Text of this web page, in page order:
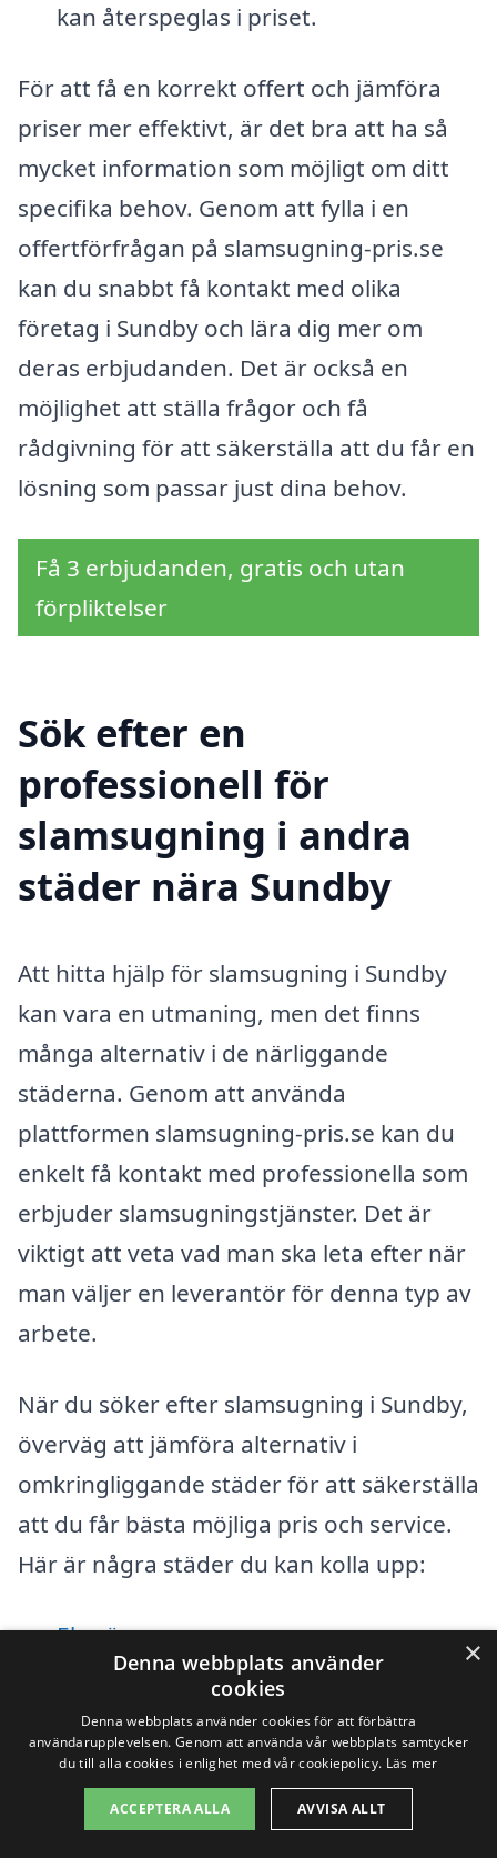
kan återspeglas i priset.
För att få en korrekt offert och jämföra
priser mer effektivt, är det bra att ha så
mycket information som möjligt om ditt
specifika behov. Genom att fylla i en
offertförfrågan på slamsugning-pris.se
kan du snabbt få kontakt med olika
företag i Sundby och lära dig mer om
deras erbjudanden. Det är också en
möjlighet att ställa frågor och få
rådgivning för att säkerställa att du får en
lösning som passar just dina behov.
Få 3 erbjudanden, gratis och utan
förpliktelser
Sök efter en
professionell för
slamsugning i andra
städer nära Sundby
Att hitta hjälp för slamsugning i Sundby
kan vara en utmaning, men det finns
många alternativ i de närliggande
städerna. Genom att använda
plattformen slamsugning-pris.se kan du
enkelt få kontakt med professionella som
erbjuder slamsugningstjänster. Det är
viktigt att veta vad man ska leta efter när
man väljer en leverantör för denna typ av
arbete.
När du söker efter slamsugning i Sundby,
överväg att jämföra alternativ i
omkringliggande städer för att säkerställa
att du får bästa möjliga pris och service.
Här är några städer du kan kolla upp:
Ekerö
Skå
Tullinge
×
Denna webbplats använder
cookies
Denna webbplats använder cookies för att förbättra
användarupplevelsen. Genom att använda vår webbplats samtycker
du till alla cookies i enlighet med vår cookiepolicy. Läs mer
ACCEPTERA ALLA AVVISA ALLT